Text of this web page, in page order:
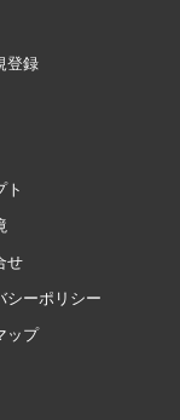
登録
ト
せ
シーポリシー
ップ